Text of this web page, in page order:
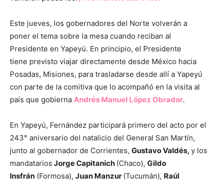
Este jueves, los gobernadores del Norte volverán a
poner el tema sobre la mesa cuando reciban al
Presidente en Yapeyú. En principio, el Presidente
tiene previsto viajar directamente desde México hacia
Posadas, Misiones, para trasladarse desde allí a Yapeyú
con parte de la comitiva que lo acompañó en la visita al
país que gobierna Andrés Manuel López Obrador.
En Yapeyú, Fernández participará primero del acto por el
243° aniversario del natalicio del General San Martín,
junto al gobernador de Corrientes, Gustavo Valdés, y los
mandatarios Jorge Capitanich (Chaco), Gildo
Insfrán (Formosa), Juan Manzur (Tucumán), Raúl